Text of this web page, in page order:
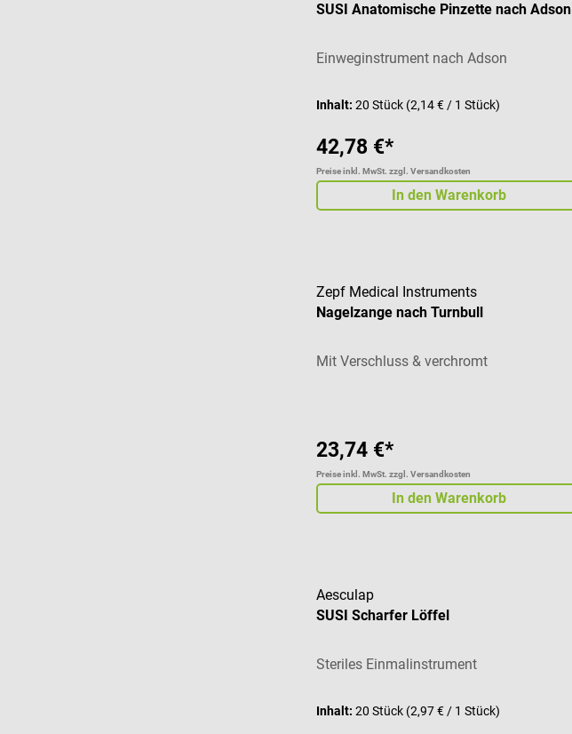
SUSI Anatomische Pinzette nach Adson
Einweginstrument nach Adson
Inhalt: 20 Stück (2,14 € / 1 Stück)
42,78 €*
Preise inkl. MwSt. zzgl. Versandkosten
In den Warenkorb
Zepf Medical Instruments
Nagelzange nach Turnbull
Mit Verschluss & verchromt
23,74 €*
Preise inkl. MwSt. zzgl. Versandkosten
In den Warenkorb
Aesculap
SUSI Scharfer Löffel
Steriles Einmalinstrument
Inhalt: 20 Stück (2,97 € / 1 Stück)